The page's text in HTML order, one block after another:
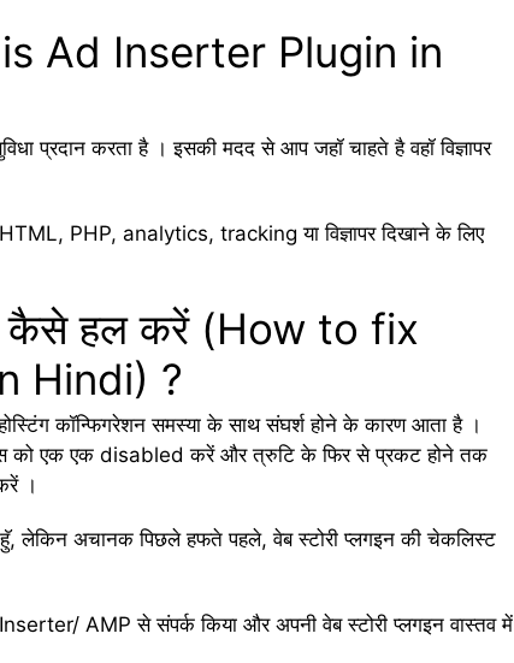
Ad Inserter Plugin in
प्रदान करता है । इसकी मदद से आप जहॉ चाहते है वहॉ विज्ञापर
PHP, analytics, tracking या विज्ञापर दिखाने के लिए
कैसे हल करें (How to fix
Hindi) ?
कॉन्फिगरेशन समस्या के साथ संघर्श होने के कारण आता है ।
को एक एक disabled करें और त्रुटि के फिर से प्रकट होने तक
।
अचानक पिछले हफते पहले, वेब स्टोरी प्लगइन की चेकलिस्ट
AMP से संपर्क किया और अपनी वेब स्टोरी प्लगइन वास्तव में